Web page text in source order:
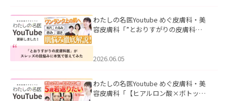
わたしの名医Youtube めぐ皮膚科・美
容皮膚科「”とおりすがりの皮膚科
2026.06.05
わたしの名医Youtube めぐ皮膚科・美
容皮膚科「【ヒアルロン酸×ボトック